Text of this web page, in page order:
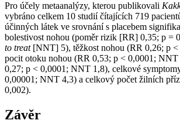
Pro účely metaanalýzy, kterou publikovali
vybráno celkem 10 studií čítajících 719
účinných látek ve srovnání s placebem
bolestivost nohou (poměr rizik [RR] 0,35; p =
to treat[NNT] 5), těžkost nohou (RR 0,26; p
pocit otoku nohou (RR 0,53; p < 0,0001; NNT
0,27; p < 0,0001; NNT 1,8), celkové
0,00001; NNT 4,3) a celkový počet žilních
0,002).
Závěr